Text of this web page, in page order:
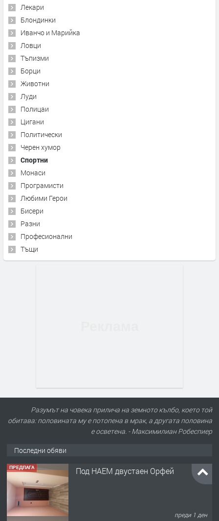
Лекари
Блондинки
Иванчо и Марийка
Ловци
Тъпизми
Борци
Животни
Луди
Полицаи
Цигани
Политически
Черен хумор
Спортни
Монаси
Програмисти
Любими Герои
Бисери
Разни
Професионални
Тъщи
Разумът на човека прилича на земното кълбо, което той
обитава: половината му е потопена в мрак, а другата половина
е осветена. - Максимилиан Робеспиер
Последни обяви
ПРЕДЛАГА Под НАЕМ двустаен Орфей
преди 1 ден